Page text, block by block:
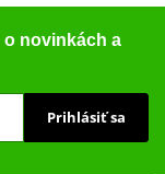
novinkách a
Prihlásiť sa